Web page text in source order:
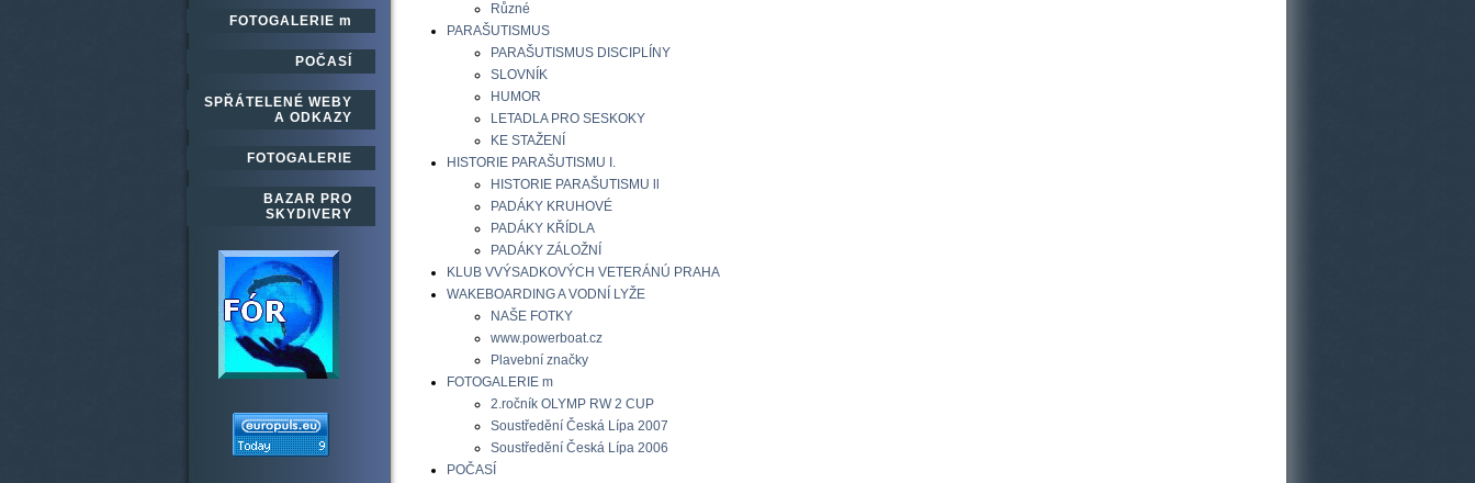
FOTOGALERIE m
POČASÍ
SPŘÁTELENÉ WEBY
A ODKAZY
FOTOGALERIE
BAZAR PRO
SKYDIVERY
Různé
PARAŠUTISMUS
PARAŠUTISMUS DISCIPLÍNY
SLOVNÍK
HUMOR
LETADLA PRO SESKOKY
KE STAŽENÍ
HISTORIE PARAŠUTISMU I.
HISTORIE PARAŠUTISMU ll
PADÁKY KRUHOVÉ
PADÁKY KŘÍDLA
PADÁKY ZÁLOŽNÍ
KLUB VVÝSADKOVÝCH VETERÁNÚ PRAHA
WAKEBOARDING A VODNÍ LYŽE
NAŠE FOTKY
www.powerboat.cz
Plavební značky
FOTOGALERIE m
2.ročník OLYMP RW 2 CUP
Soustředění Česká Lípa 2007
Soustředění Česká Lípa 2006
POČASÍ